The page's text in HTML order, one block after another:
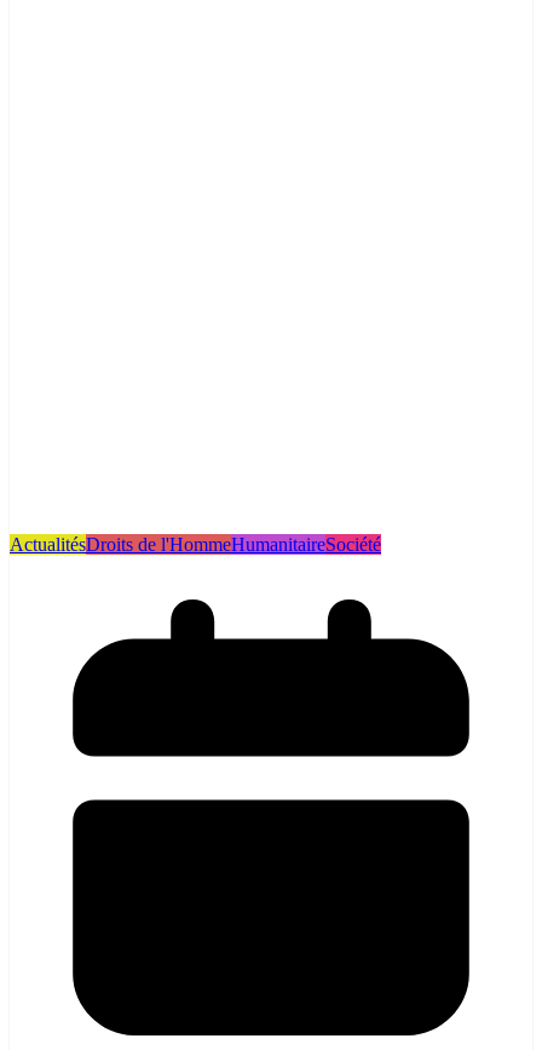
ActualitésDroits de l'HommeHumanitaireSociété